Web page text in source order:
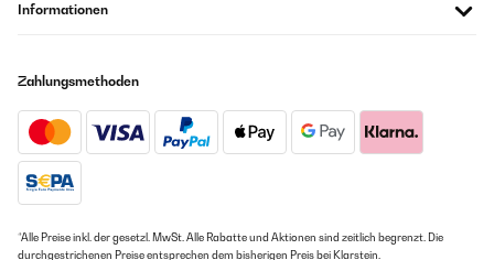
Informationen
Zahlungsmethoden
*Alle Preise inkl. der gesetzl. MwSt. Alle Rabatte und Aktionen sind zeitlich begrenzt. Die
durchgestrichenen Preise entsprechen dem bisherigen Preis bei Klarstein.